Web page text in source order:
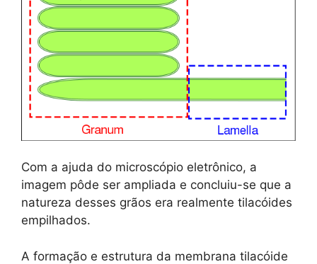
Com a ajuda do microscópio eletrônico, a
imagem pôde ser ampliada e concluiu-se que a
natureza desses grãos era realmente tilacóides
empilhados.
A formação e estrutura da membrana tilacóide